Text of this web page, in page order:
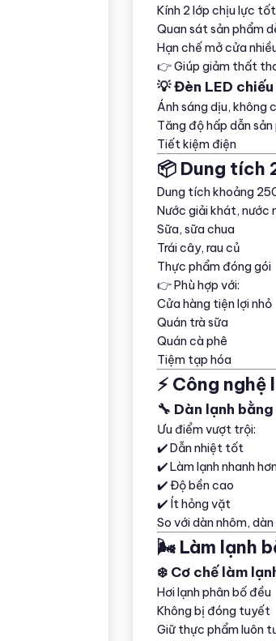
Kính 2 lớp chịu lực tốt
Quan sát sản phẩm
Hạn chế mở cửa
👉 Giúp giảm thất
💡 Đèn LED
Ánh sáng dịu, không
Tăng độ hấp dẫn
Tiết kiệm điện
📦 Dung tích
Dung tích khoảng
Nước giải khát, nước
Sữa, sữa chua
Trái cây, rau củ
Thực phẩm đóng gói
👉 Phù hợp với:
Cửa hàng tiện lợi nhỏ
Quán trà sữa
Quán cà phê
Tiệm tạp hóa
⚡ Công
🔧 Dàn lạnh
Ưu điểm vượt trội:
✔️ Dẫn nhiệt tốt
✔️ Làm lạnh nhanh
✔️ Độ bền cao
✔️ Ít hỏng vặt
So với dàn nhôm,
🌬️ Làm lạnh
❄️ Cơ chế làm
Hơi lạnh phân bố đều
Không bị đóng tuyết
Giữ thực phẩm luôn